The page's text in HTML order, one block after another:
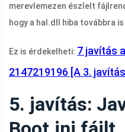
merevlemezen észlelt
hogy a hal.dll hiba továbbra
Ez is érdekelheti: 7 javítás
2147219196 [A 3.
5. javítás: